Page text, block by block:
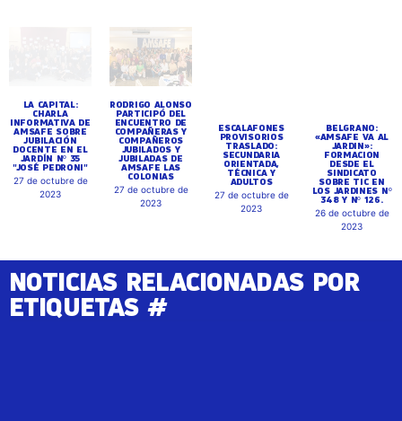
LA CAPITAL:
CHARLA
INFORMATIVA DE
AMSAFE SOBRE
JUBILACIÓN
DOCENTE EN EL
JARDÍN Nº 35
"JOSÉ PEDRONI"
27 de octubre de
2023
RODRIGO ALONSO
PARTICIPÓ DEL
ENCUENTRO DE
COMPAÑERAS Y
COMPAÑEROS
JUBILADOS Y
JUBILADAS DE
AMSAFE LAS
COLONIAS
27 de octubre de
2023
TRASLADO:
SECUNDARIA
ORIENTADA,
TÉCNICA Y
ADULTOS
27 de octubre de
2023
JARDIN»:
FORMACION
DESDE EL
SINDICATO
SOBRE TIC EN
LOS JARDINES Nº
348 Y Nº 126.
26 de octubre de
2023
NOTICIAS RELACIONADAS POR
ETIQUETAS #